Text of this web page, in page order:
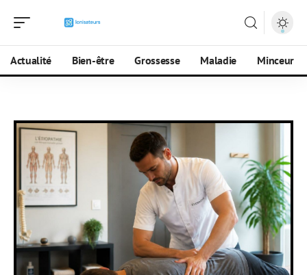
Actualité Bien-être Grossesse Maladie Minceur